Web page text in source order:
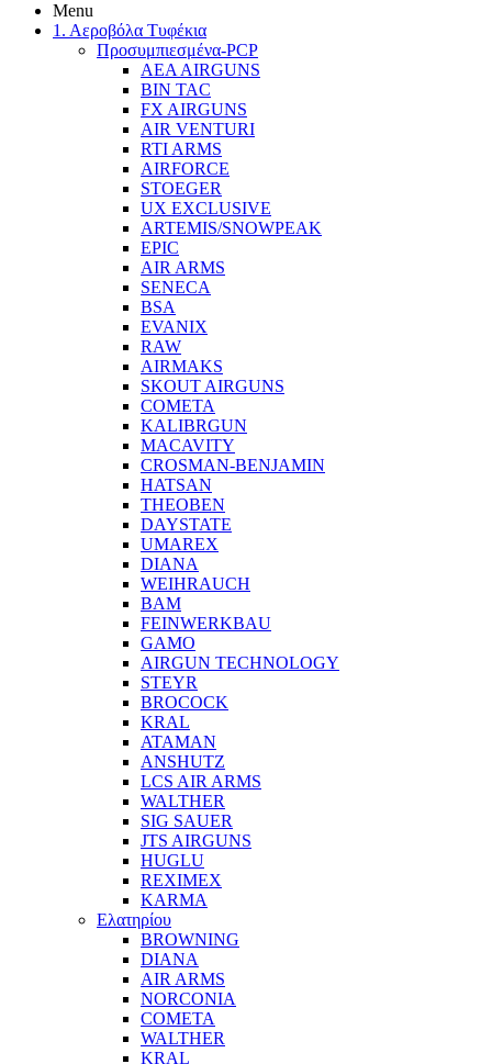
Menu
1. Αεροβόλα Τυφέκια
Προσυμπιεσμένα-PCP
AEA AIRGUNS
BIN TAC
FX AIRGUNS
AIR VENTURI
RTI ARMS
AIRFORCE
STOEGER
UX EXCLUSIVE
ARTEMIS/SNOWPEAK
EPIC
AIR ARMS
SENECA
BSA
EVANIX
RAW
AIRMAKS
SKOUT AIRGUNS
COMETA
KALIBRGUN
MACAVITY
CROSMAN-BENJAMIN
HATSAN
THEOBEN
DAYSTATE
UMAREX
DIANA
WEIHRAUCH
BAM
FEINWERKBAU
GAMO
AIRGUN TECHNOLOGY
STEYR
BROCOCK
KRAL
ATAMAN
ANSHUTZ
LCS AIR ARMS
WALTHER
SIG SAUER
JTS AIRGUNS
HUGLU
REXIMEX
KARMA
Ελατηρίου
BROWNING
DIANA
AIR ARMS
NORCONIA
COMETA
WALTHER
KRAL